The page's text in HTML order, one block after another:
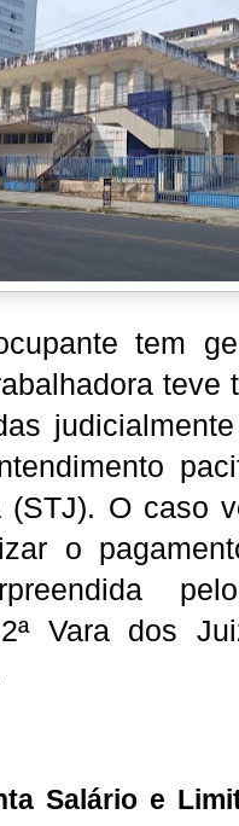
tem
teve
(STJ). O caso
o
Vara dos
Salário e